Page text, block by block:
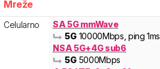
Mreže
Celularno
SA 5G mmWave
5G 10000Mbps , ping 1ms
NSA 5G+4G sub6
5G 5000Mbps